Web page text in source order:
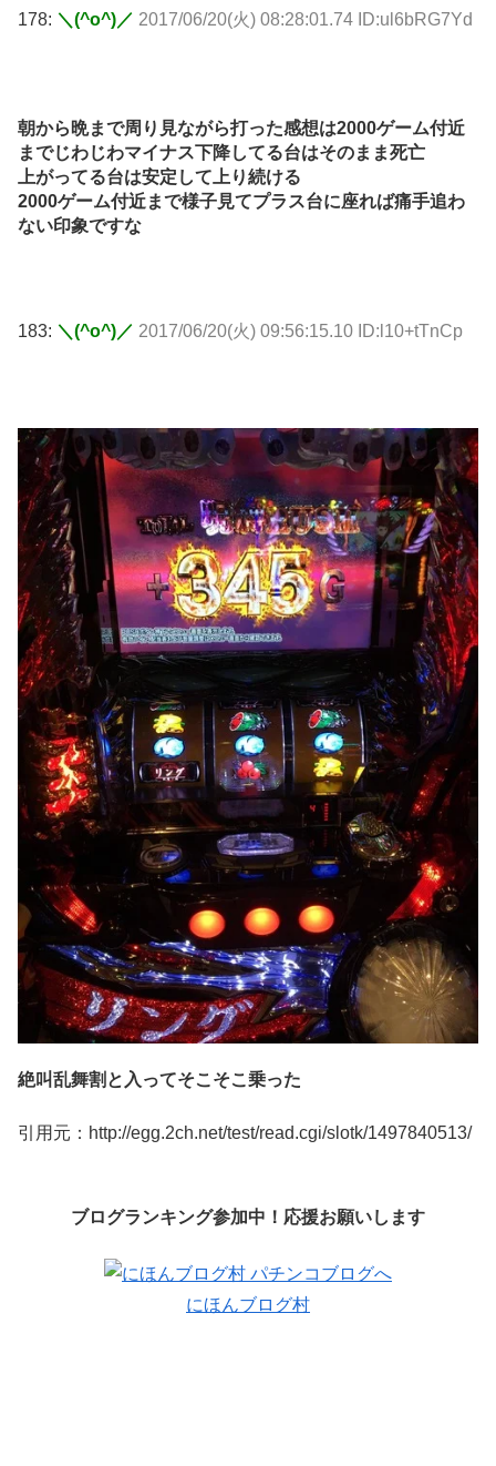
178: ＼(^o^)／ 2017/06/20(火) 08:28:01.74 ID:ul6bRG7Yd
朝から晩まで周り見ながら打った感想は2000ゲーム付近
までじわじわマイナス下降してる台はそのまま死亡
上がってる台は安定して上り続ける
2000ゲーム付近まで様子見てプラス台に座れば痛手追わ
ない印象ですな
183: ＼(^o^)／ 2017/06/20(火) 09:56:15.10 ID:l10+tTnCp
絶叫乱舞割と入ってそこそこ乗った
引用元：http://egg.2ch.net/test/read.cgi/slotk/1497840513/
ブログランキング参加中！応援お願いします
にほんブログ村